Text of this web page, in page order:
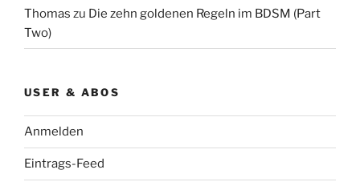
Thomas zu Die zehn goldenen Regeln im BDSM (Part
Two)
USER & ABOS
Anmelden
Eintrags-Feed